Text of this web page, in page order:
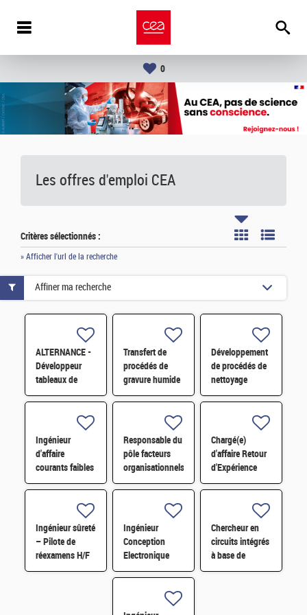
0
Les offres d'emploi CEA
Critères sélectionnés :
» Afficher l'url de la recherche
ALTERNANCE -
Développeur
tableaux de
bords H/F
Transfert de
procédés de
gravure humide
pour les nœuds
avancés H/F
Développement
de procédés de
nettoyage
particulaire sur
industriel 300
mm H/F
Ingénieur
d'affaire
courants faibles
de sécurité H/F
Responsable du
pôle facteurs
organisationnels
humains H/F
Chargé(e)
d'affaire Retour
d'Expérience
(REX) en sûreté
Ingénieur sûreté
– Pilote de
réexamens H/F
Ingénieur
Conception
Electronique
H/F
Chercheur en
circuits intégrés
à base de
mémoires
Affiner ma recherche